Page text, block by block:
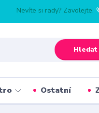
Hledat
Nevíte si rady? Zavolejte.
Ostatní